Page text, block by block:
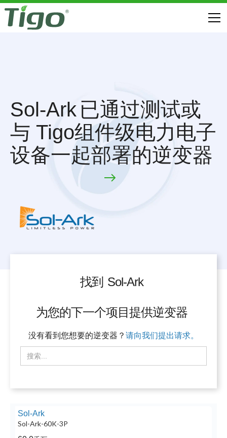
Sol-Ark 已通过测试或
与 Tigo组件级电力电子
设备一起部署的逆变器
找到 Sol-Ark
为您的下一个项目提供逆变器
没有看到您想要的逆变器？ 请向我们提出请求。
Sol-Ark
Sol-Ark-60K-3P